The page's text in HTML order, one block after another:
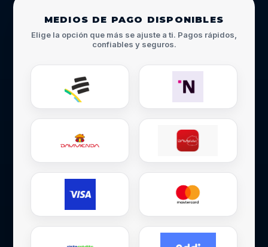
MEDIOS DE PAGO DISPONIBLES
Elige la opción que más se ajuste a ti. Pagos rápidos,
confiables y seguros.